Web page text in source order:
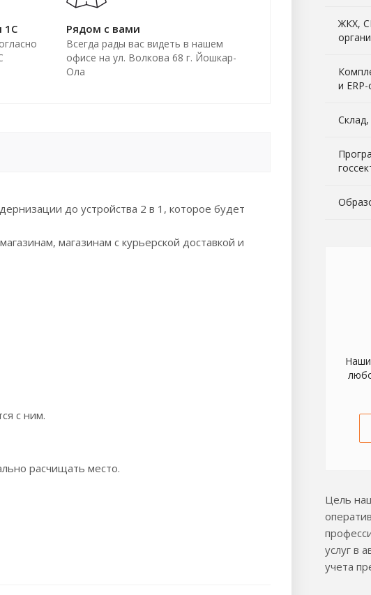
1С Рядом с вами
Всегда рады вас видеть в нашем
офисе на ул. Волкова 68 г. Йошкар-
Ола
до устройства 2 в 1, которое будет
магазинам с курьерской доставкой и
с ним.
расчищать место.
ЖКХ,
и
Цель
услуг в
учета